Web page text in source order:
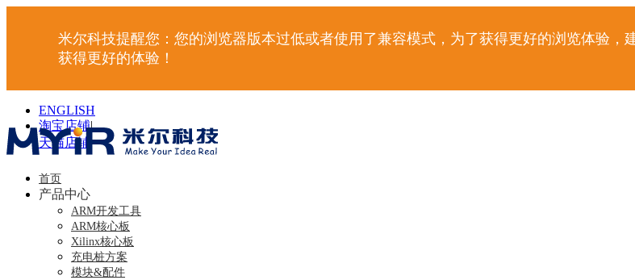
米尔科技提醒您：您的浏览器版本过低或者使用了兼容模式，为了获得更好的浏览体验
获得更好的体验！
ENGLISH
淘宝店铺|
天猫店铺 |
首页
产品中心
ARM开发工具
ARM核心板
Xilinx核心板
充电桩方案
模块&配件